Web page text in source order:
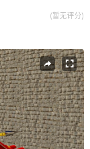
(暂无评分)